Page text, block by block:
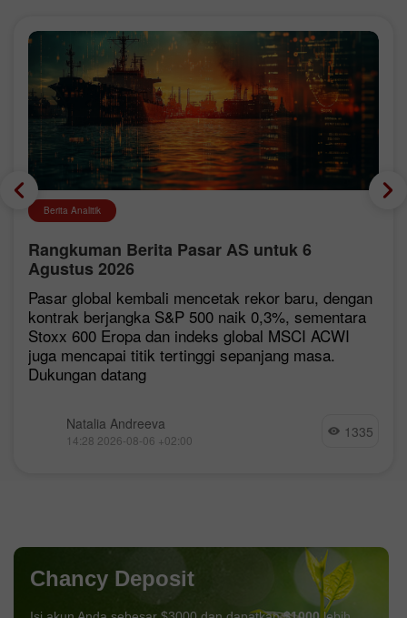
Berita Analitik
Rangkuman Berita Pasar AS untuk 6
Agustus 2026
Pasar global kembali mencetak rekor baru, dengan
kontrak berjangka S&P 500 naik 0,3%, sementara
Stoxx 600 Eropa dan indeks global MSCI ACWI
juga mencapai titik tertinggi sepanjang masa.
Dukungan datang
Natalia Andreeva
14:28 2026-08-06 +02:00 1335
Chancy Deposit